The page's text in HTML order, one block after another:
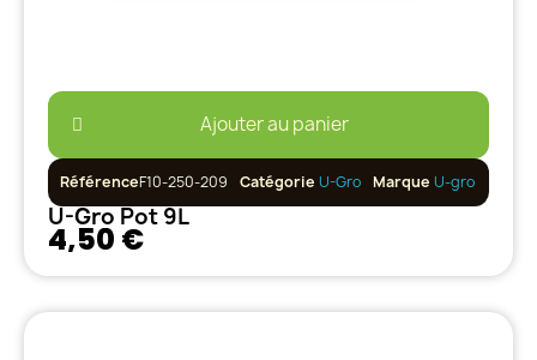
Ajouter au panier
RéférenceF10-250-209 Catégorie U-Gro Marque U-gro
U-Gro Pot 9L
4,50 €